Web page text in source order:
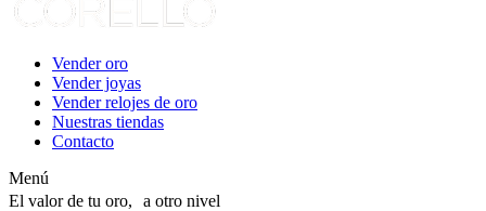
Vender oro
Vender joyas
Vender relojes de oro
Nuestras tiendas
Contacto
Menú
El valor de tu oro, a otro nivel